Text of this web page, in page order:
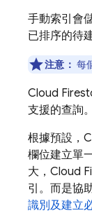
手動索引會
已排序的待
注意： 每
Cloud
支援的查詢。
根據預設，
欄位建立單
大， Cloud
引。而是協
識別及建立